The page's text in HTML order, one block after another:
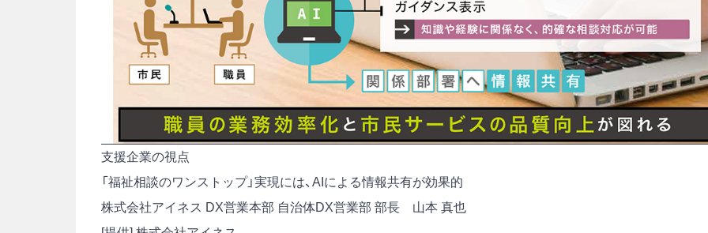
支援企業の視点
「福祉相談のワンストップ」実現には、AIによる情報共有が効果的
株式会社アイネス DX営業本部 自治体DX営業部 部長 山本 真也